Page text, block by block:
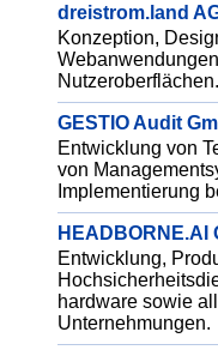
dreistrom.land
Konzeption,
Nutzeroberflächen.
GESTIO Audit
Entwicklung von
von
Implementierung
HEADBORNE.AI
Entwicklung,
hardware sowie
Unternehmungen.